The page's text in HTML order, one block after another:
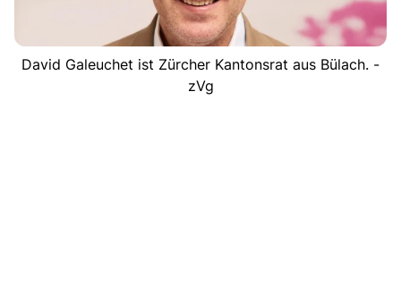
David Galeuchet ist Zürcher Kantonsrat aus Bülach. -
zVg